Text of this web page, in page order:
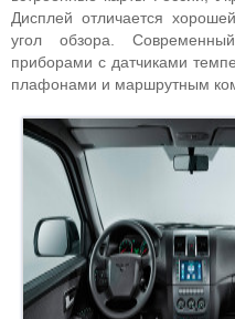
Дисплей отличается
угол обзора.
приборами с датчиками
плафонами и маршрутным